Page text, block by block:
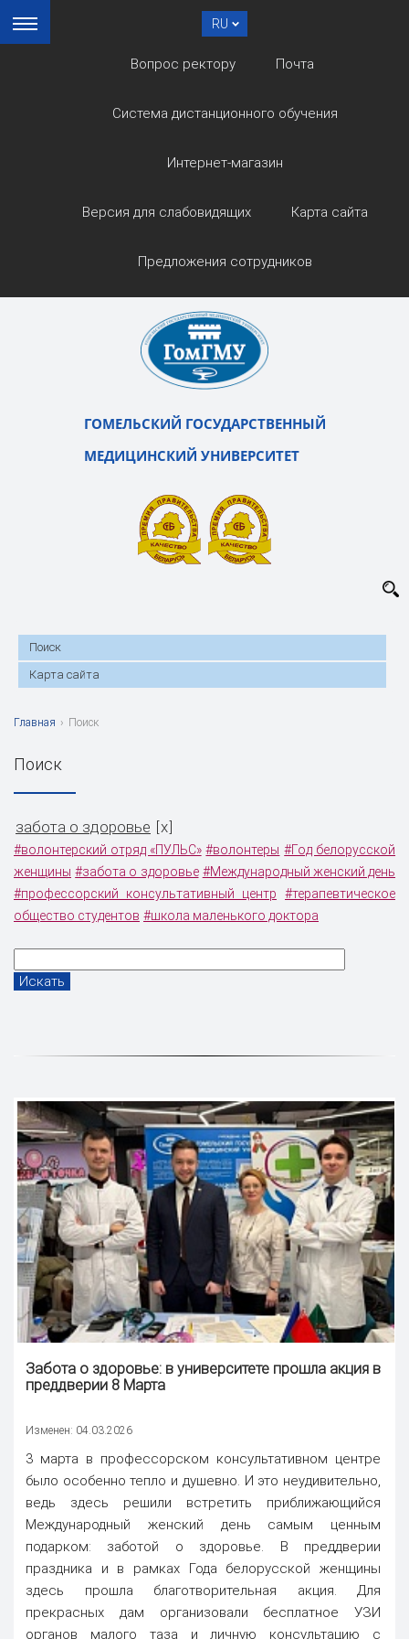
RU
Вопрос ректору Почта
Система дистанционного обучения
Интернет-магазин
Версия для слабовидящих Карта сайта
Предложения сотрудников
ГОМЕЛЬСКИЙ ГОСУДАРСТВЕННЫЙ
МЕДИЦИНСКИЙ УНИВЕРСИТЕТ
Поиск
Карта сайта
Главная › Поиск
Поиск
забота о здоровье x
#волонтерский отряд «ПУЛЬС» #волонтеры #Год белорусской
женщины #забота о здоровье #Международный женский день
#профессорский консультативный центр
#терапевтическое
общество студентов #школа маленького доктора
Забота о здоровье: в университете прошла акция в
преддверии 8 Марта
Изменен: 04.03.2026
3 марта в профессорском консультативном центре
было особенно тепло и душевно. И это неудивительно,
ведь здесь решили встретить приближающийся
Международный женский день самым ценным
подарком: заботой о здоровье. В преддверии
праздника и в рамках Года белорусской женщины
здесь прошла благотворительная акция. Для
прекрасных дам организовали бесплатное УЗИ
органов малого таза и личную консультацию с